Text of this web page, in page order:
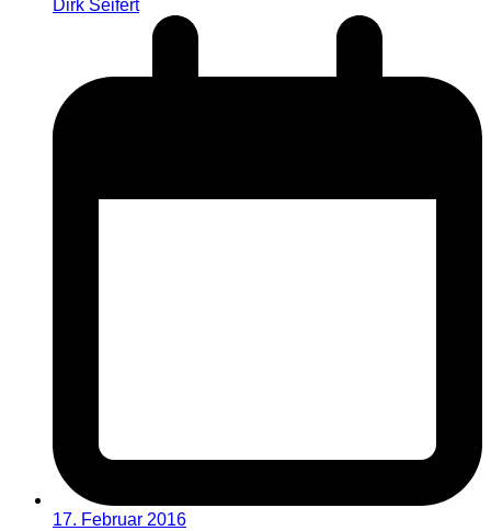
Dirk Seifert
17. Februar 2016